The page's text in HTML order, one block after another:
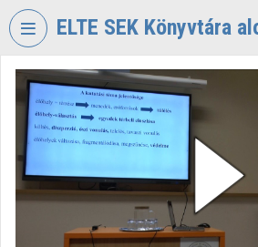
Fejléc kihagyása
ELTE SEK Könyvtára
VIDEO TORIUM
ELTE
EKL
SAVARIA
KÖNYVTÁR
LEVÉLTÁR